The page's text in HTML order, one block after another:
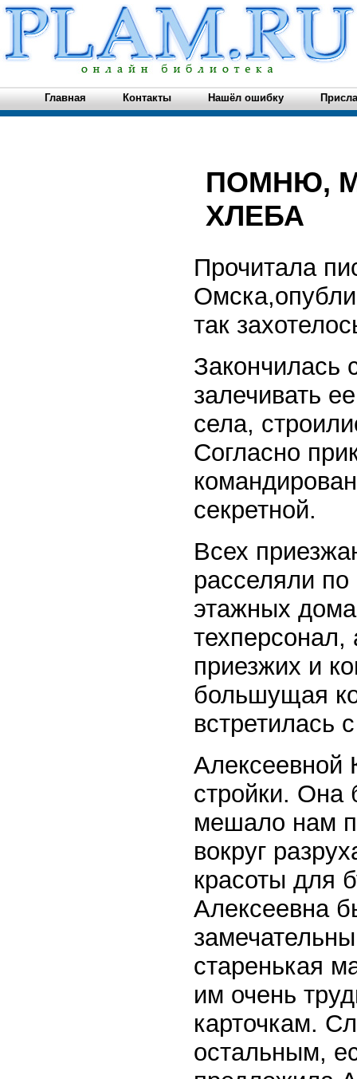
Главная Контакты Нашёл ошибку
ПОМНЮ,
ХЛЕБА
Прочитала
так
Закончилась
залечивать
села,
Согласно
секретной.
Всех
расселяли
этажных
техперсонал,
приезжих и
большущая
встретилась
Алексеевной
стройки. Она
мешало нам
вокруг
красоты для
Алексеевна
старенькая
им очень
карточкам.
остальным,